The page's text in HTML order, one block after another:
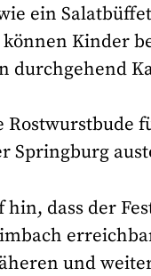
ein
können Kinder
durchgehend
Springburg
hin, dass der
und